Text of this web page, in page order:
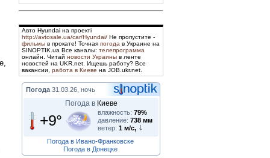
Авто Hyundai на проекті
http://avtosale.ua/car/Hyundai/ Не пропустите -
фильмы в прокате! Точная погода в Украине на
SINOPTIK.ua Все каналы: телепрограмма
онлайн. Читай новости Украины в ленте
новостей на UKR.net. Ищешь работу? Все
вакансии, работа в Киеве на JOB.ukr.net.
Погода 31.03.26, ночь
Погода в Киеве
+9° влажность: 79%
давление: 738 мм
ветер: 1 м/с,
Погода в Ивано-Франковске
Погода в Донецке